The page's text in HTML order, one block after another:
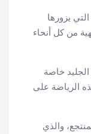
يزورها
من كل أنحاء
خاصة
الرياضة على
والذي